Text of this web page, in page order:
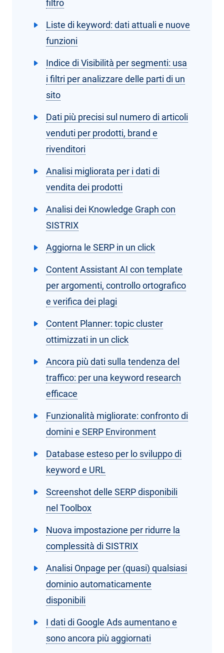
filtro
Liste di keyword: dati attuali e nuove
funzioni
Indice di Visibilità per segmenti: usa
i filtri per analizzare delle parti di un
sito
Dati più precisi sul numero di articoli
venduti per prodotti, brand e
rivenditori
Analisi migliorata per i dati di
vendita dei prodotti
Analisi dei Knowledge Graph con
SISTRIX
Aggiorna le SERP in un click
Content Assistant AI con template
per argomenti, controllo ortografico
e verifica dei plagi
Content Planner: topic cluster
ottimizzati in un click
Ancora più dati sulla tendenza del
traffico: per una keyword research
efficace
Funzionalità migliorate: confronto di
domini e SERP Environment
Database esteso per lo sviluppo di
keyword e URL
Screenshot delle SERP disponibili
nel Toolbox
Nuova impostazione per ridurre la
complessità di SISTRIX
Analisi Onpage per (quasi) qualsiasi
dominio automaticamente
disponibili
I dati di Google Ads aumentano e
sono ancora più aggiornati